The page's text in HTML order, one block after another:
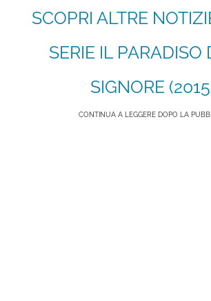
SCOPRI ALTRE
SERIE IL PARADISO
SIGNORE
CONTINUA A LEGGERE DOPO LA